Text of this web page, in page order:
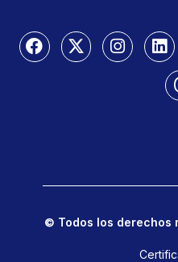
© Todos los derechos